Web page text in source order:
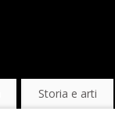
Storia e arti